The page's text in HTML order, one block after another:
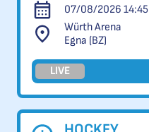
07/08/2026 14:45
Würth Arena
Egna (BZ)
LIVE